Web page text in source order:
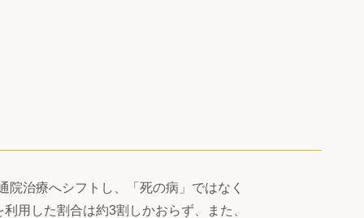
治療へシフトし、「死の病」ではなく
用した割合は約3割しかおらず、また、